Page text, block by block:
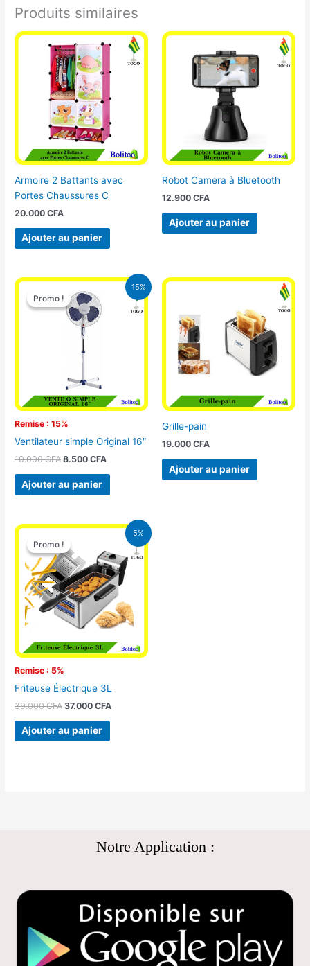
Produits similaires
Armoire 2 Battants avec
Portes Chaussures C
20.000CFA
Ajouter au panier
Robot Camera à Bluetooth
12.900 CFA
Ajouter au panier
15%
Promo !
Remise : 15%
Promo !
Ventilateur simple Original 16″
10.000CFA
Le
prix
initial
était :
10.000 CFA.
8.500CFA
Le
Ajouter au panier
Grille-pain
19.000 CFA
Ajouter au panier
5%
Promo !
Remise : 5%
Promo !
Friteuse Électrique 3L
39.000CFA
Le
initial
était :
39.000 CFA.
37.000CFA
Le
prix
actuel
est :
37.000 CFA.
Ajouter au panier
Notre Application :